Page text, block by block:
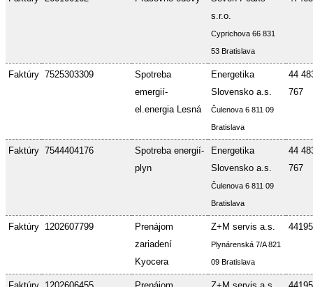
s.r.o.
Cyprichova 66 831
53 Bratislava
Faktúry 7525303309
Spotreba
emergií-
el.energia Lesná
Energetika
Slovensko a.s.
Čulenova 6 811 09
Bratislava
44
767
Faktúry 7544404176
Spotreba energií-
plyn
Energetika
Slovensko a.s.
Čulenova 6 811 09
Bratislava
44
767
Faktúry 1202607799
Prenájom
zariadení
Kyocera
Z+M servis a.s.
Plynárenská 7/A 821
09 Bratislava